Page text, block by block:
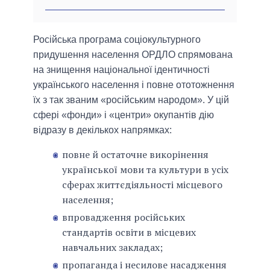
Російська програма соціокультурного
придушення населення ОРДЛО спрямована
на знищення національної ідентичності
українського населення і повне ототожнення
їх з так званим «російським народом». У цій
сфері «фонди» і «центри» окупантів дію
відразу в декількох напрямках:
повне й остаточне викорінення
української мови та культури в усіх
сферах життєдіяльності місцевого
населення;
впровадження російських
стандартів освіти в місцевих
навчальних закладах;
пропаганда і несилове насадження